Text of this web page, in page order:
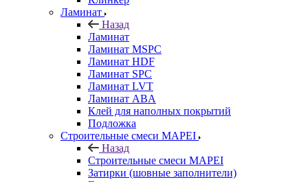
Ламинат
Назад
Ламинат
Ламинат MSPC
Ламинат HDF
Ламинат SPC
Ламинат LVT
Ламинат ABA
Клей для наполных покрытий
Подложка
Строительные смеси MAPEI
Назад
Строительные смеси MAPEI
Затирки (шовные заполнители)